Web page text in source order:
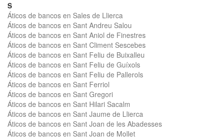
S
Áticos de bancos en Sales de Llierca
Áticos de bancos en Sant Andreu Salou
Áticos de bancos en Sant Aniol de Finestres
Áticos de bancos en Sant Climent Sescebes
Áticos de bancos en Sant Feliu de Buixalleu
Áticos de bancos en Sant Feliu de Guíxols
Áticos de bancos en Sant Feliu de Pallerols
Áticos de bancos en Sant Ferriol
Áticos de bancos en Sant Gregori
Áticos de bancos en Sant Hilari Sacalm
Áticos de bancos en Sant Jaume de Llierca
Áticos de bancos en Sant Joan de les Abadesses
Áticos de bancos en Sant Joan de Mollet